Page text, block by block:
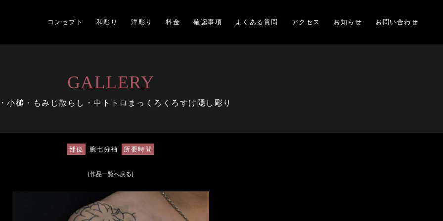
コンセプト 和彫り 洋彫り 料金 確認事項 よくある質問 アクセス お知らせ お問い合わせ
GALLERY
小槌・もみじ散らし・中トトロまっくろくろすけ隠し彫り
部位 腕七分袖 所要時間